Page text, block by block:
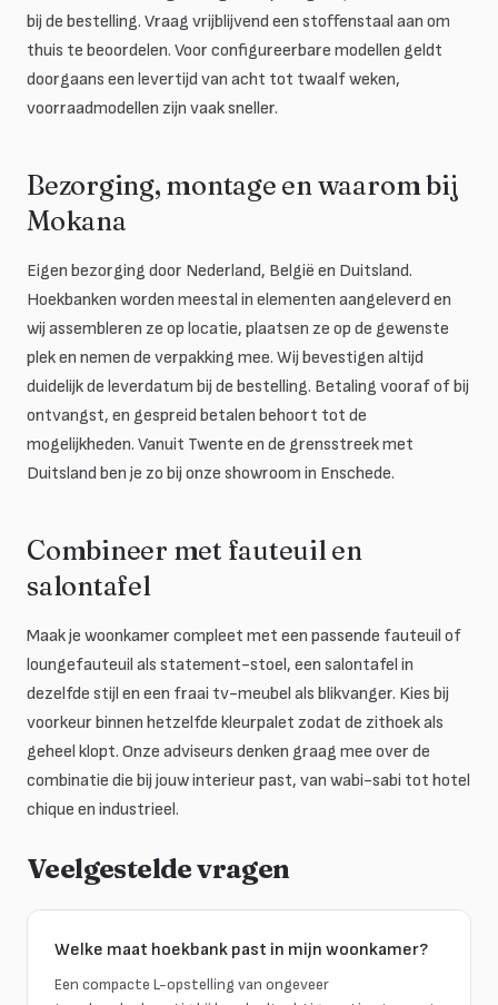
bij de bestelling. Vraag vrijblijvend een stoffenstaal aan om
thuis te beoordelen. Voor configureerbare modellen geldt
doorgaans een levertijd van acht tot twaalf weken,
voorraadmodellen zijn vaak sneller.
Bezorging, montage en waarom bij
Mokana
Eigen bezorging door Nederland, België en Duitsland.
Hoekbanken worden meestal in elementen aangeleverd en
wij assembleren ze op locatie, plaatsen ze op de gewenste
plek en nemen de verpakking mee. Wij bevestigen altijd
duidelijk de leverdatum bij de bestelling. Betaling vooraf of bij
ontvangst, en gespreid betalen behoort tot de
mogelijkheden. Vanuit Twente en de grensstreek met
Duitsland ben je zo bij onze showroom in Enschede.
Combineer met fauteuil en
salontafel
Maak je woonkamer compleet met een passende fauteuil of
loungefauteuil als statement-stoel, een salontafel in
dezelfde stijl en een fraai tv-meubel als blikvanger. Kies bij
voorkeur binnen hetzelfde kleurpalet zodat de zithoek als
geheel klopt. Onze adviseurs denken graag mee over de
combinatie die bij jouw interieur past, van wabi-sabi tot hotel
chique en industrieel.
Veelgestelde vragen
Welke maat hoekbank past in mijn woonkamer?
Een compacte L-opstelling van ongeveer